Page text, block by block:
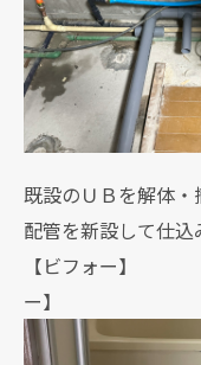
既設のＵＢを解体
配管を新設して仕込
【ビフ
ー】